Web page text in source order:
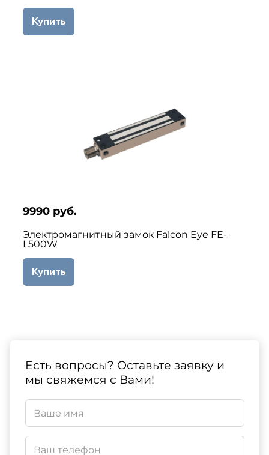
Купить
9990 руб.
Электромагнитный замок Falcon Eye FE-
L500W
Купить
Есть вопросы? Оставьте заявку и
мы свяжемся с Вами!